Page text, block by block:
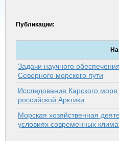
Публикации:
Задачи научного
Северного морского пути
Исследования Карского
российской Арктики
Морская хозяйственная
условиях современных